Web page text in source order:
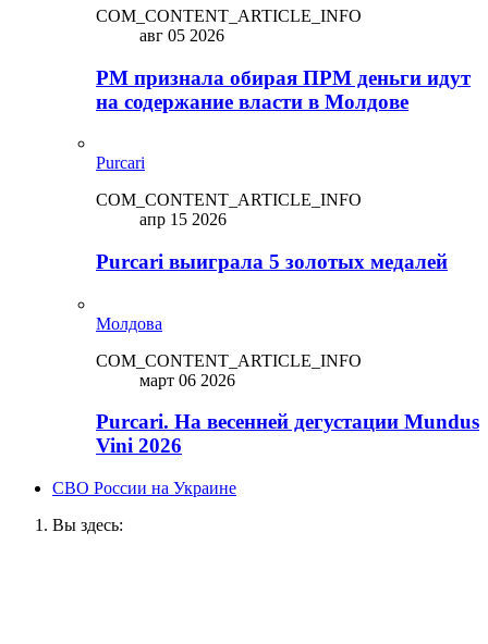
COM_CONTENT_ARTICLE_INFO
авг 05 2026
PM признала обирая ПРМ деньги идут
на содержание власти в Молдове
Purcari
COM_CONTENT_ARTICLE_INFO
апр 15 2026
Purcari выиграла 5 золотых медалей
Молдова
COM_CONTENT_ARTICLE_INFO
март 06 2026
Purcari. На весенней дегустации Mundus
Vini 2026
СВО России на Украине
Вы здесь: